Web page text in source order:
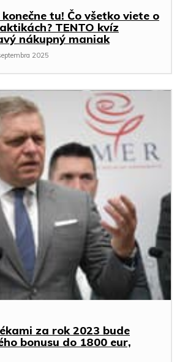
tu! Čo všetko viete o
TENTO kvíz
nákupný maniak
2025
za rok 2023 bude
bonusu do 1800 eur,